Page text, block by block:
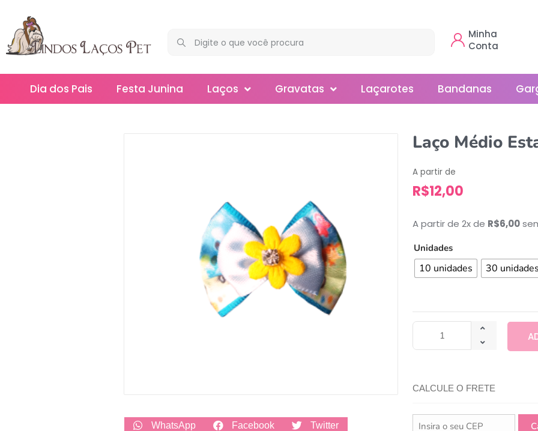
Minha
Conta
Dia dos Pais Festa Junina Laços
Mini
Slim
Splash
Gravatas
Smoking
Laçarotes Bandanas
WhatsApp Facebook Twitter
Laço Médio
A partir de
R$12,00
A partir de 2x de R$6,00
Unidades
10 unidades 30
CALCULE O FRETE